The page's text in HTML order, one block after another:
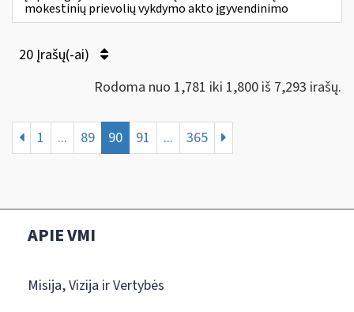
mokestinių prievolių vykdymo akto įgyvendinimo
20 Įrašų(-ai)
Rodoma nuo 1,781 iki 1,800 iš 7,293 irašų.
1 ... 89 90 91 ... 365
APIE VMI
Misija, Vizija ir Vertybės